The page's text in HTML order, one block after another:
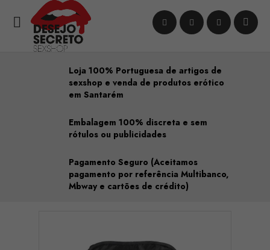

Loja 100% Portuguesa de artigos de
sexshop e venda de produtos erótico
em Santarém
Embalagem 100% discreta e sem
rótulos ou publicidades
Pagamento Seguro (Aceitamos
pagamento por referência Multibanco,
Mbway e cartões de crédito)